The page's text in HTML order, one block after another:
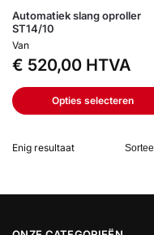
Automatiek slang oproller
ST14/10
Van
€ 520,00 HTVA
Opties selecteren
Enig resultaat